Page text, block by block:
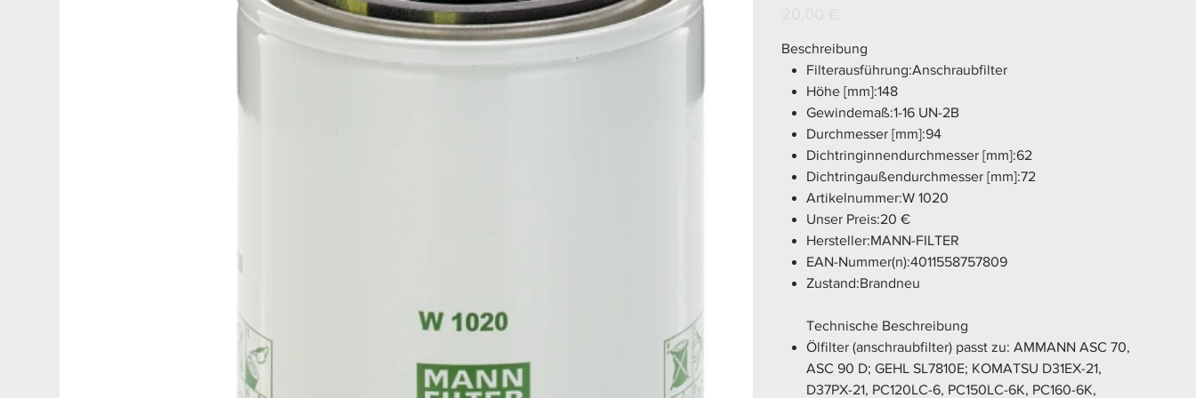
Beschreibung
Filterausführung:Anschraubfilter
Höhe [mm]:148
Gewindemaß:1-16 UN-2B
Durchmesser [mm]:94
Dichtringinnendurchmesser [mm]:62
Dichtringaußendurchmesser [mm]:72
Artikelnummer:W 1020
Unser Preis:20 €
Hersteller:MANN-FILTER
EAN-Nummer(n):4011558757809
Zustand:Brandneu
Technische Beschreibung
Ölfilter (anschraubfilter) passt zu: AMMANN ASC 70,
ASC 90 D; GEHL SL7810E; KOMATSU D31EX-21,
D37PX-21, PC120LC-6, PC150LC-6K, PC160-6K,